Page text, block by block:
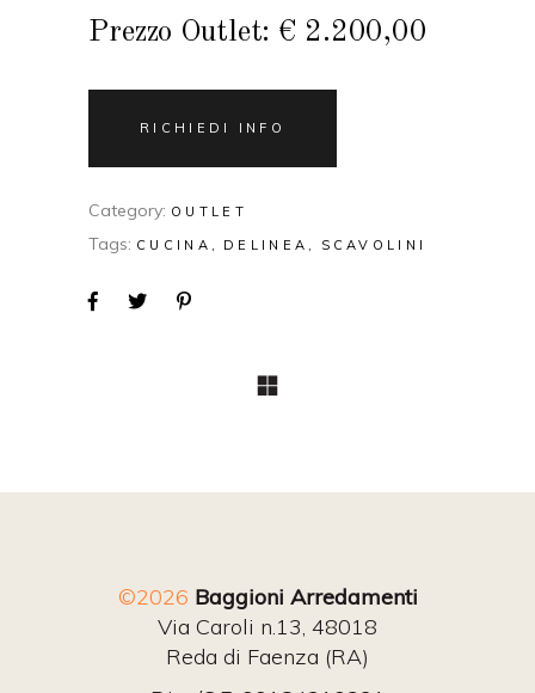
Prezzo Outlet: € 2.200,00
RICHIEDI INFO
Category: OUTLET
Tags: CUCINA DELINEA SCAVOLINI
©2026 Baggioni Arredamenti
Via Caroli n.13, 48018
Reda di Faenza (RA)